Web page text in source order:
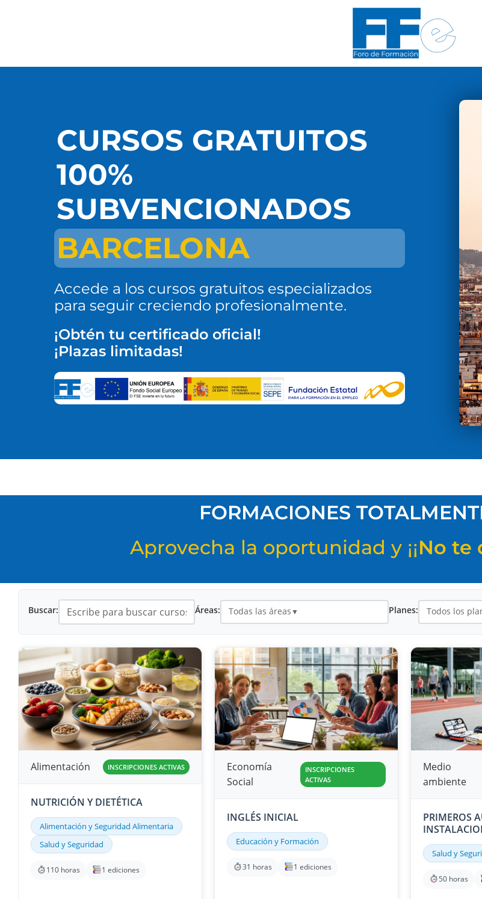
CURSOS GRATUITOS
100%
SUBVENCIONADOS
BARCELONA
Accede a los cursos gratuitos especializados
para seguir creciendo profesionalmente.
¡Obtén tu certificado oficial!
¡Plazas limitadas!
FORMACIONES
Aprovecha la oportunidad y ¡¡No te
Buscar: Áreas: Todas las áreas▼ Planes: Todos los
Alimentación INSCRIPCIONES ACTIVAS
NUTRICIÓN Y DIETÉTICA
Alimentación y Seguridad Alimentaria
Salud y Seguridad
110 horas 1 ediciones
Economía
Social
INSCRIPCIONES
ACTIVAS
INGLÉS INICIAL
Educación y Formación
31 horas 1 ediciones
Medio
ambiente
PRIMEROS
Salud y
50 horas